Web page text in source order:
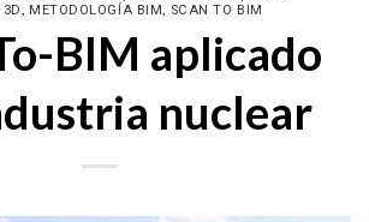
3D
METODOLOGÍA BIM SCAN TO BIM
BIM aplicado
nuclear